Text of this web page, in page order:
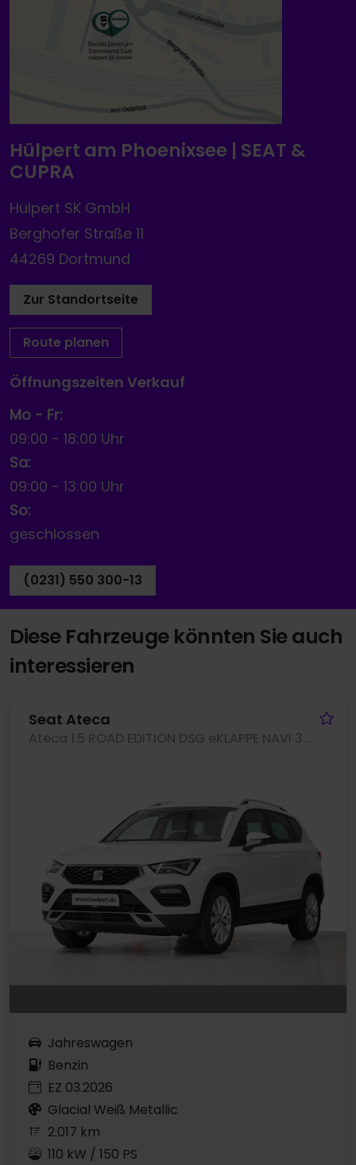
Hülpert am Phoenixsee | SEAT &
CUPRA
Hülpert SK GmbH
Berghofer Straße 11
44269 Dortmund
Zur Standortseite
Route planen
Öffnungszeiten Verkauf
Mo - Fr:
09:00 - 18:00 Uhr
Sa:
09:00 - 13:00 Uhr
So:
geschlossen
(0231) 550 300-13
Diese Fahrzeuge könnten Sie auch
interessieren
Seat Ateca
Ateca 1.5 ROAD EDITION DSG eKLAPPE NAVI 360CAM
Jahreswagen
Benzin
EZ 03.2026
Glacial Weiß Metallic
2.017 km
110 kW / 150 PS